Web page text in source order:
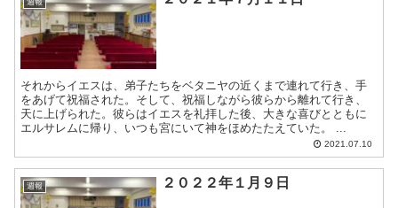
それからイエスは、弟子たちをベタニヤの近くまで連れて行き、手
をあげて祝福された。そして、祝福しながら彼らから離れて行き、
天に上げられた。彼らはイエスを礼拝した後、大きな喜びとともに
エルサレムに帰り、いつも宮にいて神をほめたたえていた。 ...
2021.07.10
週報 ２０２２年１月９日